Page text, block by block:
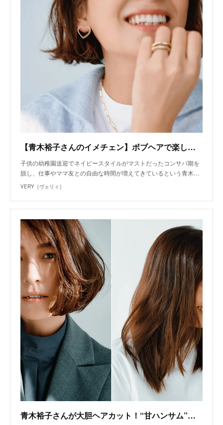
【青木裕子さんのイメチェン】ボブヘアで楽しみたい「ハンサムオシャレ」3選 | VERY
子供の幼稚園送迎でネイビースタイルがマストだったコンサバ期を
脱し、仕事やママ友との自由な時間が増えてきているという青木…
VERY［ヴェリィ］
青木裕子さんが大胆ヘアカット！“甘ハンサム”な今どきボブの作り方って？ | VERY